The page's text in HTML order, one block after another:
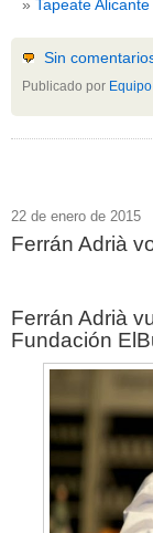
Tapeate Alicante
Sin
Publicado por
22 de enero de 2015
Ferrán Adrià
Ferrán Adrià
Fundación